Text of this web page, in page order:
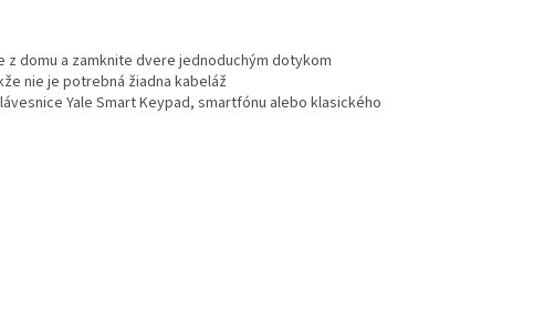
domu a zamknite dvere jednoduchým dotykom
nie je potrebná žiadna kabeláž
Yale Smart Keypad, smartfónu alebo klasického